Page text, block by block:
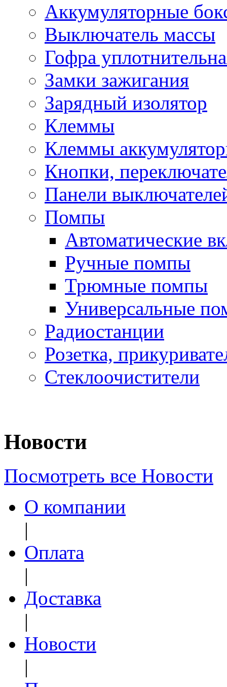
Аккумуляторные
Выключатель массы
Гофра
Замки зажигания
Зарядный изолятор
Клеммы
Клеммы
Кнопки,
Панели
Помпы
Автоматические
Ручные помпы
Трюмные помпы
Универсальные
Радиостанции
Розетка,
Стеклоочистители
Новости
Посмотреть все Новости
О компании
|
Оплата
|
Доставка
|
Новости
|